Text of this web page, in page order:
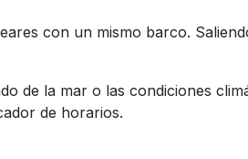
con un mismo barco.
de la mar o las condiciones
de horarios.